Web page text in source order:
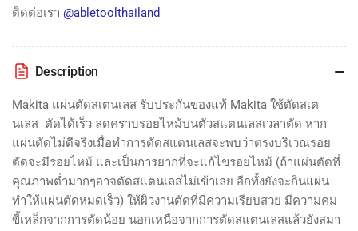
ติดต่อเรา @abletoolthailand
Description
Makita แผ่นตัดสเตนเลส รับประกันของแท้ Makita ใช้ตัดสเต
นเลส ตัดได้เร็ว ลดคราบรอยไหม้บนตัวสแตนเลสเวลาตัด หาก
แผ่นตัดไม่ดีจริงเมื่อทำการตัดสแตนเลสจะพบว่าตรงบริเวณรอย
ตัดจะมีรอยไหม้ และเป็นการยากที่จะแก้ไขรอยไหม้ (ถ้าแผ่นตัดที่
คุณภาพต่ำมากๆอาจตัดสแตนเลสไม่เข้าเลย อีกทั้งยังจะกินแผ่น
ทำให้แผ่นตัดหมดเร็ว) ให้ผิวงานตัดที่มีความเรียบสวย มีความคม
ขี้เหล็กจากการตัดน้อย นอกเหนือจากการตัดสแตนเลสแล้วยังสมา